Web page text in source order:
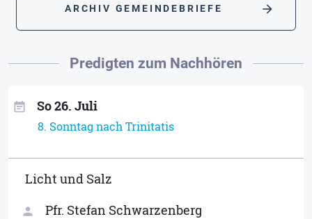
ARCHIV GEMEINDEBRIEFE arrow_forward
Predigten zum Nachhören
event_note So 26. Juli
8. Sonntag nach Trinitatis
Licht und Salz
person Pfr. Stefan Schwarzenberg